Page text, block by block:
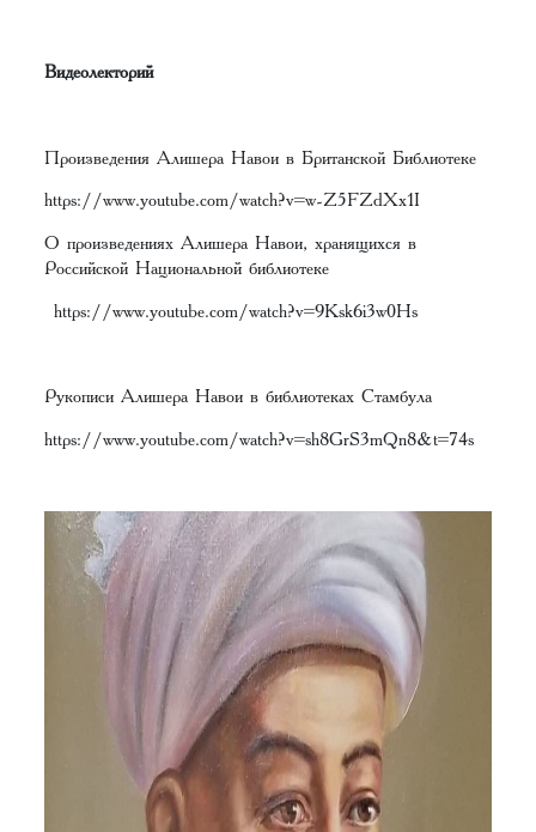
Видеолекторий
Произведения Алишера Навои в Британской Библиотеке
https://www.youtube.com/watch?v=w-Z5FZdXx1I
О произведениях Алишера Навои, хранящихся в
Российской Национальной библиотеке
https://www.youtube.com/watch?v=9Ksk6i3w0Hs
Рукописи Алишера Навои в библиотеках Стамбула
https://www.youtube.com/watch?v=sh8GrS3mQn8&t=74s